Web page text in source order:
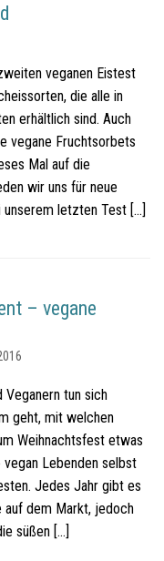
veganen Eistest
die alle in
erhältlich sind. Auch
vegane Fruchtsorbets
Mal auf die
wir uns für neue
letzten Test […]
– vegane
Veganern tun sich
geht, mit welchen
Weihnachtsfest etwas
vegan Lebenden selbst
Jedes Jahr gibt es
auf dem Markt, jedoch
süßen […]